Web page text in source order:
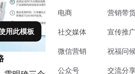
电商
社交媒体
微信营销
公众号
营销带
宣传推
祝福问
交流分
用此模板